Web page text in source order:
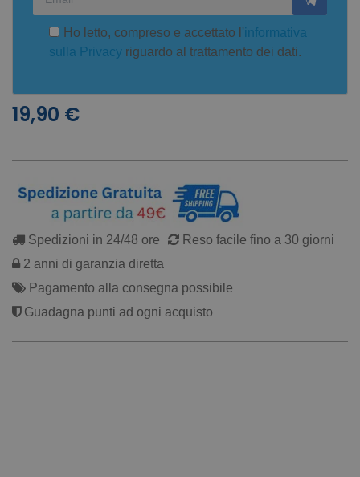
Ho letto, compreso e accettato l'informativa
sulla Privacy riguardo al trattamento dei dati.
19,90 €
Spedizioni in 24/48 ore
Reso facile fino a 30 giorni
2 anni di garanzia diretta
Pagamento alla consegna possibile
Guadagna punti ad ogni acquisto